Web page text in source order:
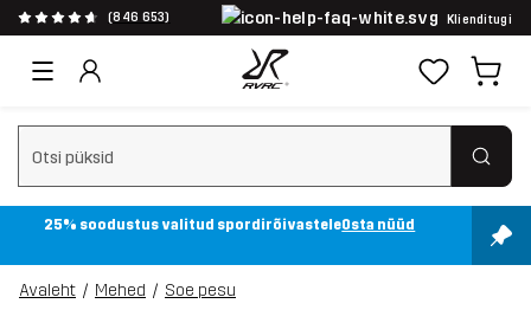
(846 653) Klienditugi
Tühjenda otsing
25% soodustus valitud spordirõivasteleOsta nüüd
Avaleht Mehed Soe pesu